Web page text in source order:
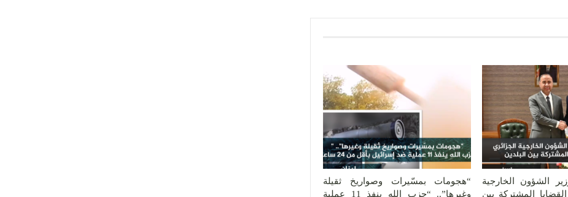
الشؤون الخارجية
المشتركة بين
“هجومات بمسّيرات وصواريخ ثقيلة
وغيرها”.. “حزب الله ينفذ 11 عملية